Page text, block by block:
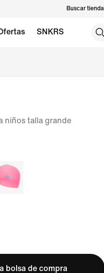
Buscar tienda
SNKRS
niños talla grande
bolsa de compra